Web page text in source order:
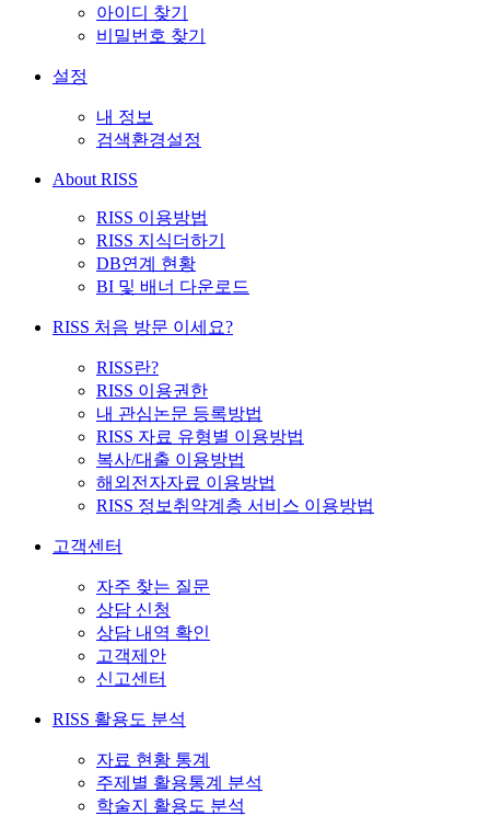
아이디 찾기
비밀번호 찾기
설정
내 정보
검색환경설정
About RISS
RISS 이용방법
RISS 지식더하기
DB연계 현황
BI 및 배너 다운로드
RISS 처음 방문 이세요?
RISS란?
RISS 이용권한
내 관심논문 등록방법
RISS 자료 유형별 이용방법
복사/대출 이용방법
해외전자자료 이용방법
RISS 정보취약계층 서비스 이용방법
고객센터
자주 찾는 질문
상담 신청
상담 내역 확인
고객제안
신고센터
RISS 활용도 분석
자료 현황 통계
주제별 활용통계 분석
학술지 활용도 분석